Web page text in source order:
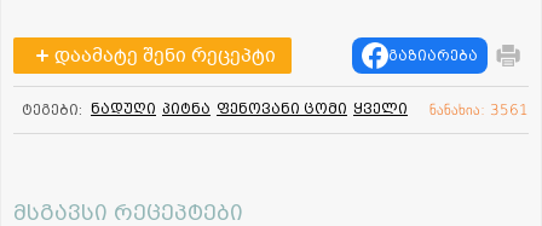
დაამატე შენი რეცეპტი გაზიარება
ტეგები: ნადუღი პიტნა ფენოვანი ცომი ყველი ნანახია: 3561
მსგავსი რეცეპტები